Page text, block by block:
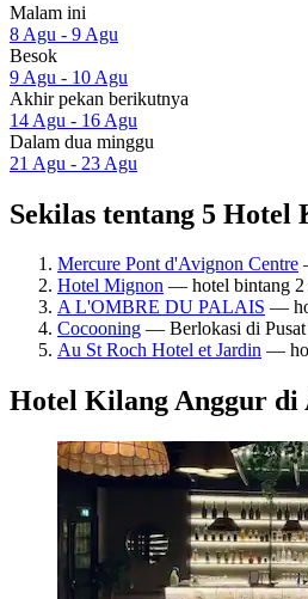
Malam ini
8 Agu - 9 Agu
Besok
9 Agu - 10 Agu
Akhir pekan berikutnya
14 Agu - 16 Agu
Dalam dua minggu
21 Agu - 23 Agu
Sekilas tentang 5
Mercure Pont d'Avignon Centre
Hotel Mignon — hotel bintang 2
A L'OMBRE DU PALAIS —
Cocooning — Berlokasi di
Au St Roch Hotel et Jardin —
Hotel Kilang Anggur di